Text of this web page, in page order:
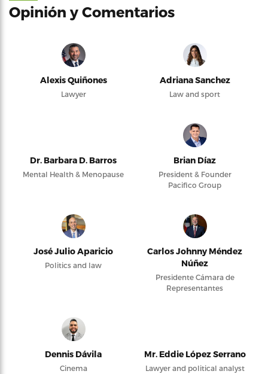
Opinión y Comentarios
Alexis Quiñones
Lawyer
Adriana Sanchez
Law and sport
Dr. Barbara D. Barros
Mental Health & Menopause
Brian Díaz
President & Founder
Pacifico Group
José Julio Aparicio
Politics and law
Carlos Johnny Méndez
Núñez
Presidente Cámara de
Representantes
Dennis Dávila
Cinema
Mr. Eddie López Serrano
Lawyer and political analyst